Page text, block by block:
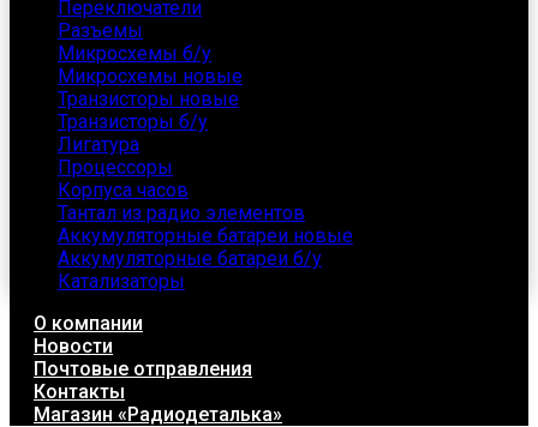
Переключатели
Разъемы
Микросхемы б/у
Микросхемы новые
Транзисторы новые
Транзисторы б/у
Лигатура
Процессоры
Корпуса часов
Тантал из радио элементов
Аккумуляторные батареи новые
Аккумуляторные батареи б/у
Катализаторы
О компании
Новости
Почтовые отправления
Контакты
Магазин «Радиодеталька»